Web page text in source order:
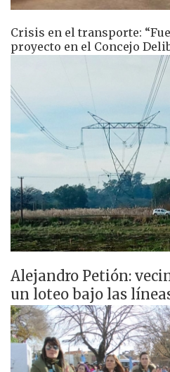
Crisis en el transporte:
proyecto en el Concejo
Alejandro Petión:
un loteo bajo las